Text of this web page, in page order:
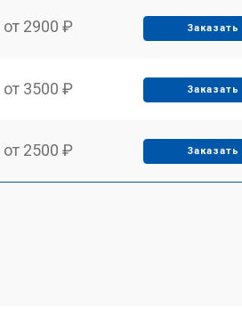
от 2900 ₽ Заказать
от 3500 ₽ Заказать
от 2500 ₽ Заказать